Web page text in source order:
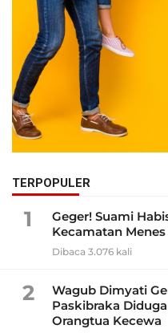
TERPOPULER
1
Geger! Suami
Kecamatan
Dibaca 3.076 kali
2
Wagub Dimyati
Paskibraka
Orangtua Kecewa